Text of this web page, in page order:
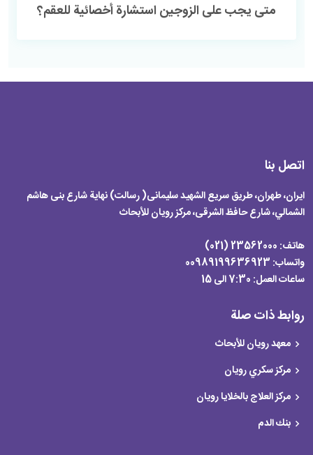
متى يجب على الزوجين استشارة أخصائیة للعقم؟
اتصل بنا
ایران، طهران، طریق سریع الشهید سلیمانی( رسالت) نهایة شارع بنی هاشم
الشمالي، شارع حافظ الشرقی، مرکز رویان للأبحاث
هاتف:
واتساب: 00989199636923
ساعات العمل:
روابط ذات صلة
معهد رويان للأبحاث
مركز سكري رویان
مركز العلاج بالخلايا رویان
بنك الدم